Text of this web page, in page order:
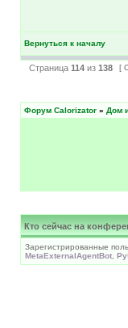
Вернуться к началу
Страница 114 из 138 [
Форум Calorizator » Дом
Кто сейчас на
Зарегистрированные
MetaExternalAgentBot